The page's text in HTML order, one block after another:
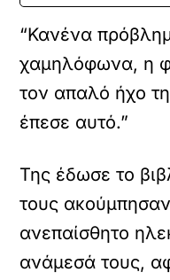
“Κανένα
χαμηλόφωνα, η
τον απαλό ήχο
έπεσε αυτό.”
Της έδωσε το
τους
ανεπαίσθητο
ανάμεσά τους,